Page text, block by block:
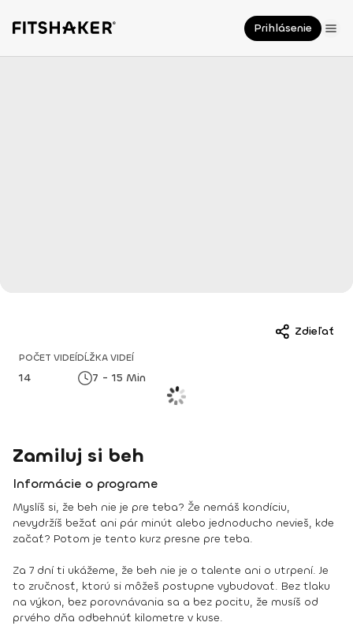
Prihlásenie
Zdieľať
POČET VIDEÍ
14
DĹŽKA VIDEÍ
7 - 15 Min
Zamiluj si beh
Informácie o programe
Myslíš si, že beh nie je pre teba? Že nemáš kondíciu,
nevydržíš bežať ani pár minút alebo jednoducho nevieš, kde
začať? Potom je tento kurz presne pre teba.
Za 7 dní ti ukážeme, že beh nie je o talente ani o utrpení. Je
to zručnosť, ktorú si môžeš postupne vybudovať. Bez tlaku
na výkon, bez porovnávania sa a bez pocitu, že musíš od
prvého dňa odbehnúť kilometre v kuse.